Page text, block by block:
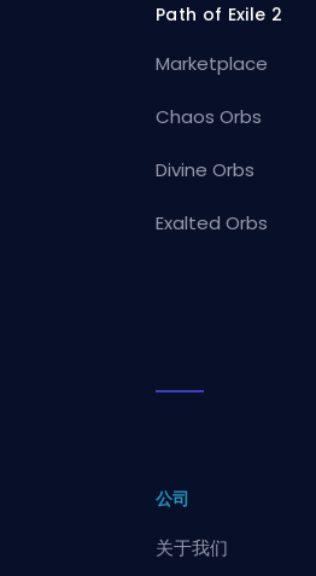
Path of Exile 2
Marketplace
Chaos Orbs
Divine Orbs
Exalted Orbs
公司
关于我们